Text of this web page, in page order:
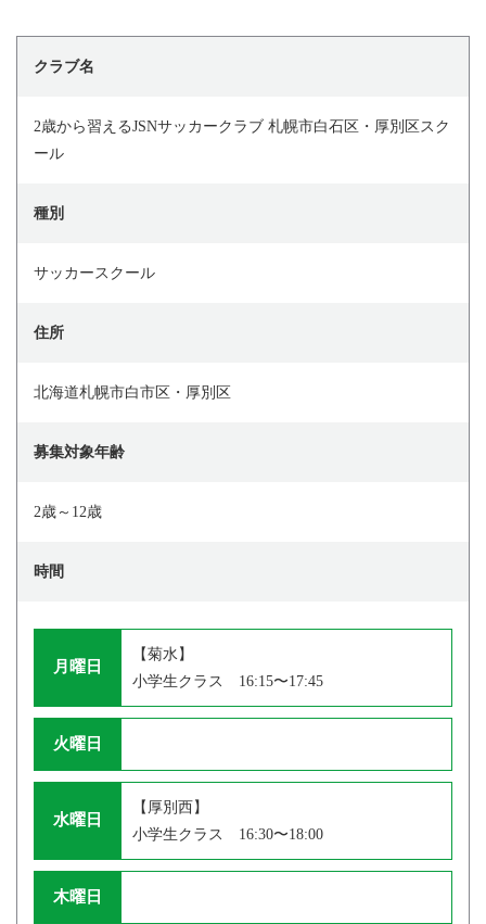
クラブ名
2歳から習えるJSNサッカークラブ 札幌市白石区・厚別区スク
ール
種別
サッカースクール
住所
北海道札幌市白市区・厚別区
募集対象年齢
2歳～12歳
時間
月曜日
【菊水】
小学生クラス 16:15〜17:45
火曜日
水曜日
【厚別西】
小学生クラス 16:30〜18:00
木曜日